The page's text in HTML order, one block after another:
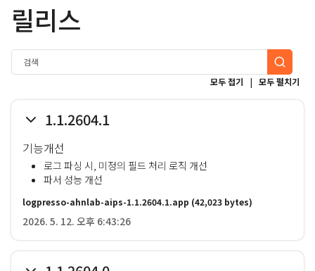
릴리스
모두 접기 | 모두 펼치기
1.1.2604.1
기능개선
로그 파싱 시, 미정의 필드 처리 로직 개선
파서 성능 개선
logpresso-ahnlab-aips-1.1.2604.1.app (42,023 bytes)
2026. 5. 12. 오후 6:43:26